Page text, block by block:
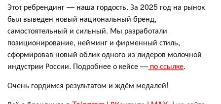
Этот ребрендинг — наша гордость. За 2025 год на рынок
был выведен новый национальный бренд,
самостоятельный и сильный. Мы разработали
позиционирование, нейминг и фирменный стиль,
сформировав новый облик одного из лидеров молочной
индустрии России. Подробнее о кейсе — по ссылке.
Очень гордимся результатом и ждём медалей!